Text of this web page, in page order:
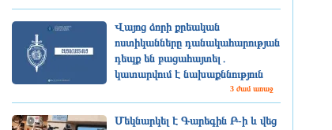
Վայոց ձորի քրեական
ոստիկանները դանակահարության
դեպք են բացահայտել․
կատարվում է նախաքննություն
3 ժամ առաջ
Մեկնարկել է Գարեգին Բ-ի և վեց